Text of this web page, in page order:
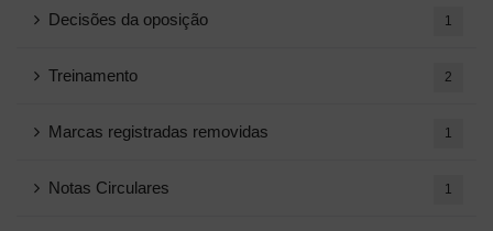
Decisões da oposição 1
Treinamento 2
Marcas registradas removidas 1
Notas Circulares 1